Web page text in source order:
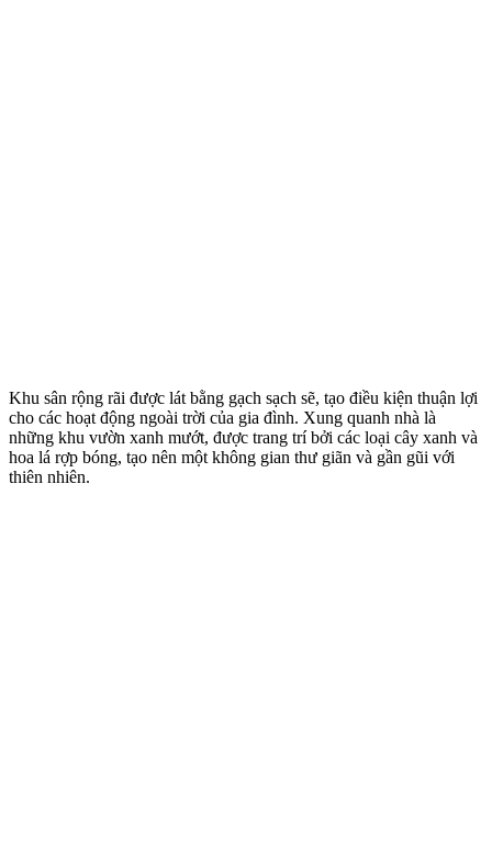
Khu sân rộng rãi được lát bằng gạch sạch sẽ, tạo điều kiện thuận lợi
cho các hoạt động ngoài trời của gia đình. Xung quanh nhà là
những khu vườn xanh mướt, được trang trí bởi các loại cây xanh và
hoa lá rợp bóng, tạo nên một không gian thư giãn và gần gũi với
thiên nhiên.